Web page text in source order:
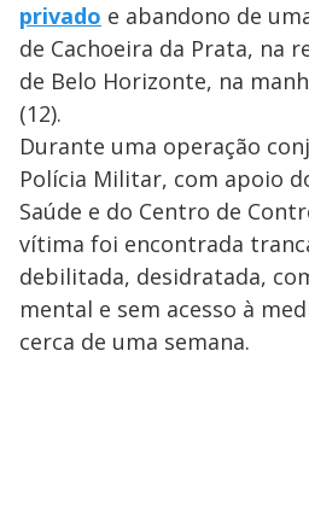
privado e abandono de
de Cachoeira da Prata, na
de Belo Horizonte, na
(12).
Durante uma operação
Polícia Militar, com apoio
Saúde e do Centro de
vítima foi encontrada
debilitada, desidratada,
mental e sem acesso à
cerca de uma semana.